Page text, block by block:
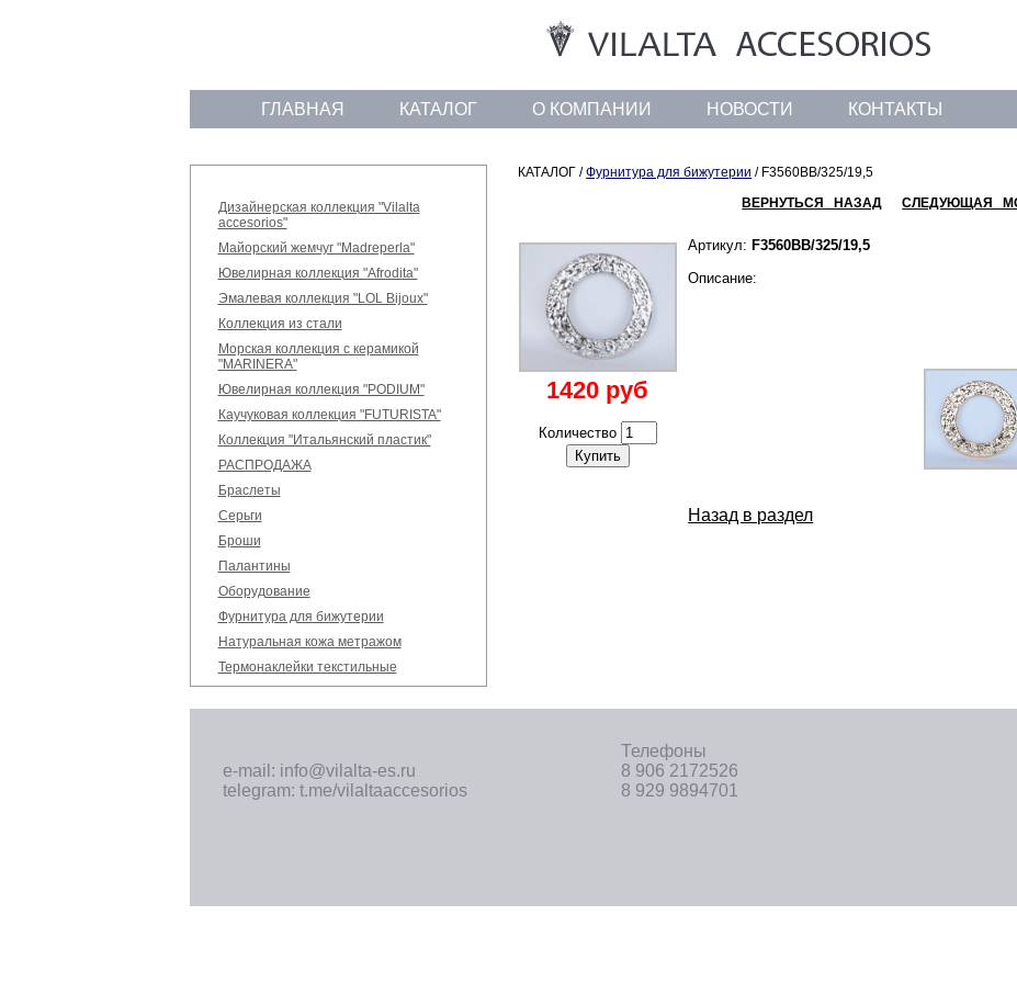
ГЛАВНАЯ КАТАЛОГ О КОМПАНИИ НОВОСТИ КОНТАКТЫ
Дизайнерская коллекция "Vilalta
accesorios"
Майорский жемчуг "Madreperla"
Ювелирная коллекция "Afrodita"
Эмалевая коллекция "LOL Bijoux"
Коллекция из стали
Морская коллекция с керамикой
"MARINERA"
Ювелирная коллекция "PODIUM"
Каучуковая коллекция "FUTURISTA"
Коллекция "Итальянский пластик"
РАСПРОДАЖА
Браслеты
Серьги
Броши
Палантины
Оборудование
Фурнитура для бижутерии
Натуральная кожа метражом
Термонаклейки текстильные
КАТАЛОГ /Фурнитура для бижутерии / F3560BB/325/19,5
ВЕРНУТЬСЯ НАЗАД
СЛЕДУЮЩАЯ
1420 руб
Количество
Купить
Артикул: F3560BB/325/19,5
Описание:
Назад в раздел
e-mail: info@vilalta-es.ru
telegram: t.me/vilaltaaccesorios
Телефоны
8 906 2172526
8 929 9894701